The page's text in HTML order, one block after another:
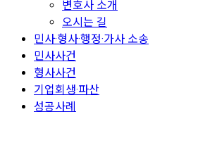
변호사 소개
오시는 길
민사·형사·행정·가사 소송
민사사건
형사사건
기업회생·파산
성공사례